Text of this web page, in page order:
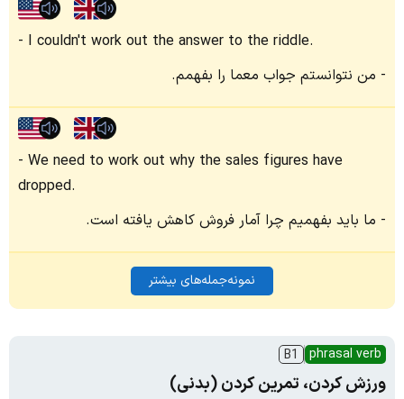
I couldn't work out the answer to the riddle.
من نتوانستم جواب معما را بفهمم.
We need to work out why the sales figures have
dropped.
ما باید بفهمیم چرا آمار فروش کاهش یافته است.
نمونه‌جمله‌های بیشتر
phrasal verb
B1
ورزش کردن، تمرین کردن (بدنی)